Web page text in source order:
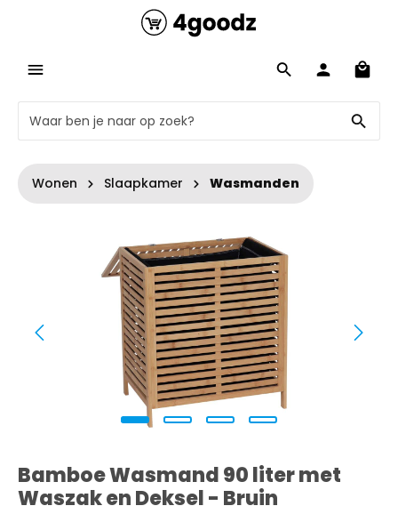
Wonen Slaapkamer Wasmanden
Bamboe Wasmand 90 liter met
Waszak en Deksel - Bruin